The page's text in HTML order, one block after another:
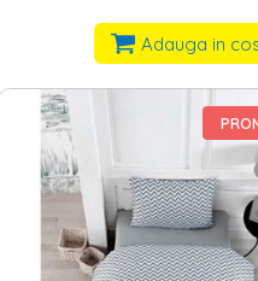
Adauga in